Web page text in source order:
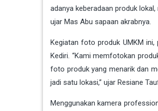
adanya keberadaan produk
ujar Mas Abu sapaan akrabnya.
Kegiatan foto produk UMKM
Kediri. “Kami memfotokan
foto produk yang menarik dan
jadi satu lokasi,” ujar Resiane
Menggunakan kamera